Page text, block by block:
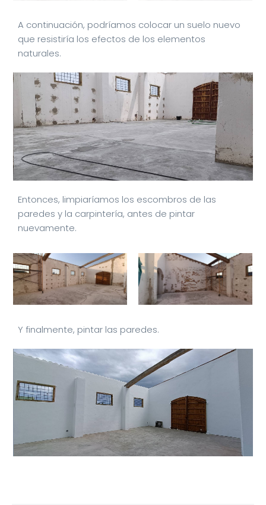
A continuación, podríamos colocar un suelo nuevo
que resistiría los efectos de los elementos
naturales.
Entonces, limpiaríamos los escombros de las
paredes y la carpintería, antes de pintar
nuevamente.
Y finalmente, pintar las paredes.